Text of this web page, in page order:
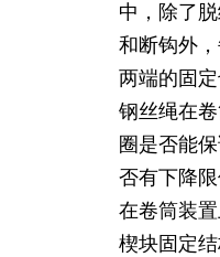
中，除了
和断钩外
两端的固
钢丝绳在
圈是否能
否有下降
在卷筒装
楔块固定